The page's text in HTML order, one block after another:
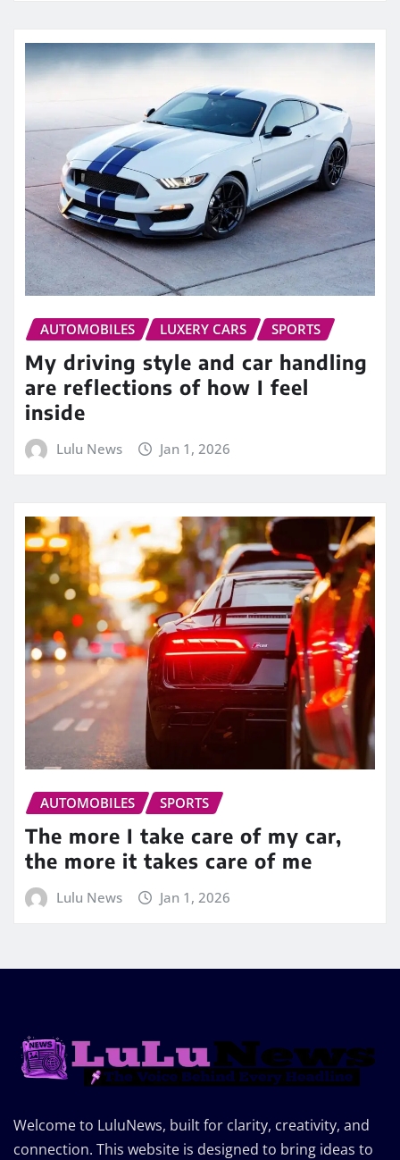
AUTOMOBILES LUXERY CARS SPORTS
My driving style and car handling
are reflections of how I feel
inside
Lulu News Jan 1, 2026
AUTOMOBILES SPORTS
The more I take care of my car,
the more it takes care of me
Lulu News Jan 1, 2026
Welcome to LuluNews, built for clarity, creativity, and
connection. This website is designed to bring ideas to